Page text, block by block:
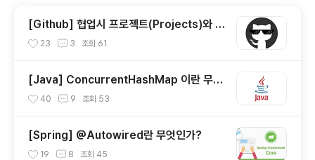
[Github] 협업시 프로젝트(Projects)와 이
슈(Issue) 사용하기
23 3 조회 61
[Java] ConcurrentHashMap 이란 무엇
일까?
40 9 조회 53
[Spring] @Autowired란 무엇인가?
19 8 조회 45